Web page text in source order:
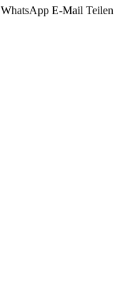
WhatsApp E-Mail Teilen